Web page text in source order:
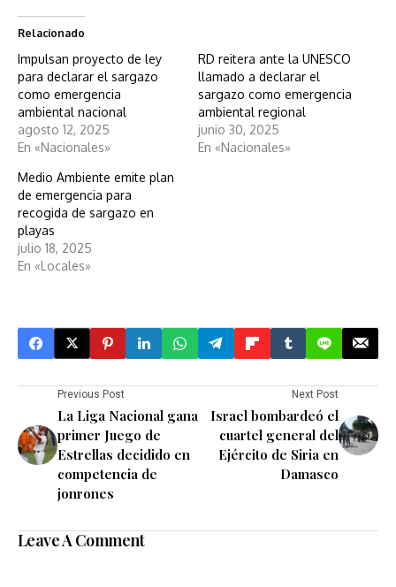
Relacionado
Impulsan proyecto de ley
para declarar el sargazo
como emergencia
ambiental nacional
agosto 12, 2025
En «Nacionales»
RD reitera ante la UNESCO
llamado a declarar el
sargazo como emergencia
ambiental regional
junio 30, 2025
En «Nacionales»
Medio Ambiente emite plan
de emergencia para
recogida de sargazo en
playas
julio 18, 2025
En «Locales»
Previous Post
La Liga Nacional gana
primer Juego de
Estrellas decidido en
competencia de
jonrones
Next Post
Israel bombardeó el
cuartel general del
Ejército de Siria en
Damasco
Leave A Comment